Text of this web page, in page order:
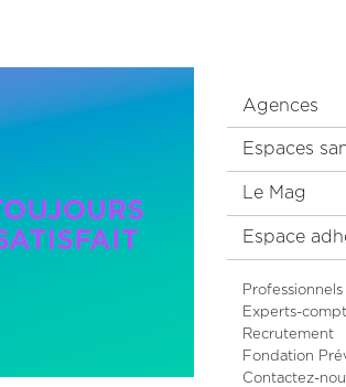
Menu
Pied
de
page
principal
Agences
Espaces
Le Mag
Espace
Menu
Pied
de
page
Experts-
Recrutement
Fondation
Contactez-